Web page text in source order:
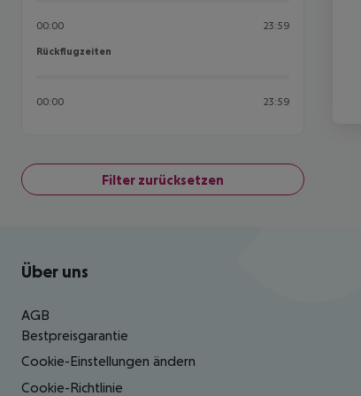
00:00 23:59
Rückflugzeiten
Rückflugzeiten
00:00 23:59
Filter zurücksetzen
Footer navigation
Über uns
AGB
Bestpreisgarantie
Cookie-Einstellungen ändern
Cookie-Richtlinie